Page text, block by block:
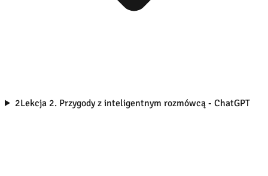
2Lekcja 2. Przygody z inteligentnym rozmówcą - ChatGPT